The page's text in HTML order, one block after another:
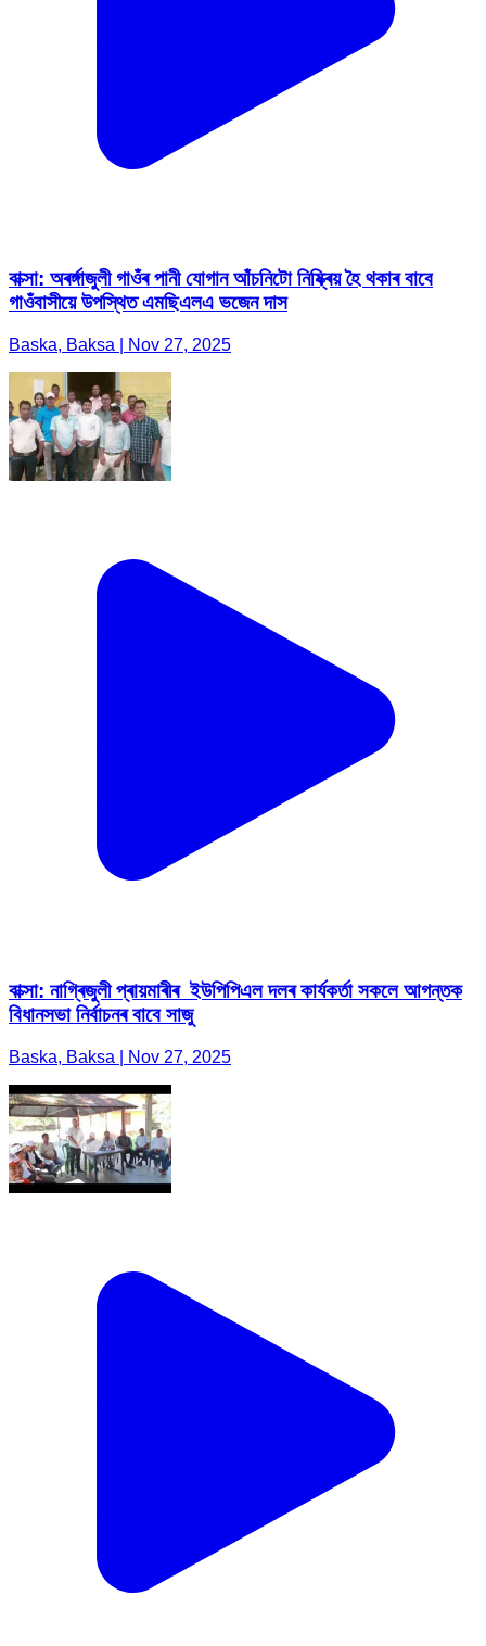
বাক্সা: অৰৰ্ঙ্গাজুলী গাওঁৰ পানী যোগান আঁচনিটো নিষ্ক্ৰিয় হৈ থকাৰ বাবে
গাওঁবাসীয়ে উপস্থিত এমছিএলএ ভজেন দাস
Baska, Baksa | Nov 27, 2025
বাক্সা: নাগ্ৰিজুলী প্ৰায়মাৰীৰ ইউপিপিএল দলৰ কাৰ্যকৰ্তা সকলে আগন্তক
বিধানসভা নিৰ্বাচনৰ বাবে সাজু
Baska, Baksa | Nov 27, 2025